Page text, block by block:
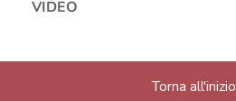
VIDEO
Torna all'inizio